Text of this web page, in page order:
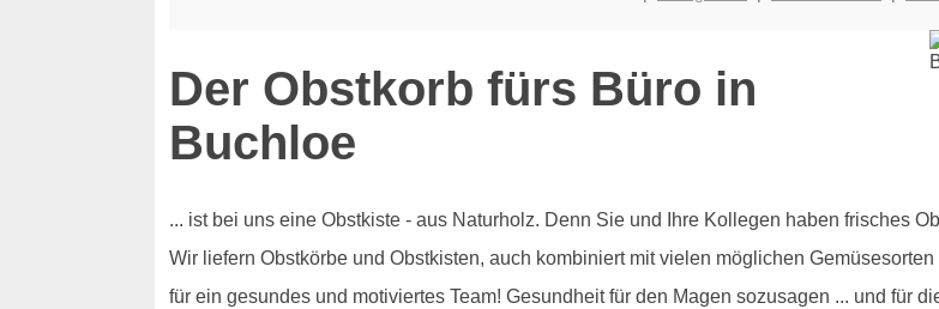
Der Obstkorb fürs Büro in
Buchloe
... ist bei uns eine Obstkiste - aus Naturholz. Denn Sie und Ihre Kollegen haben frisches
Wir liefern Obstkörbe und Obstkisten, auch kombiniert mit vielen möglichen
für ein gesundes und motiviertes Team! Gesundheit für den Magen sozusagen ... und für